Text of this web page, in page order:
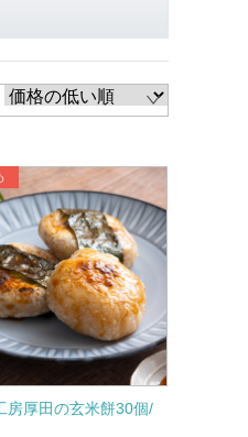
房厚田の玄米餅30個/